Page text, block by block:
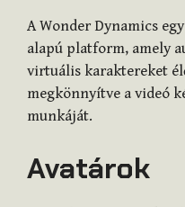
A Wonder Dynamics
alapú platform, amely
virtuális karaktereket
megkönnyítve a videó
munkáját.
Avatárok